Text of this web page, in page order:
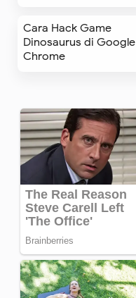
Cara Hack Game
Dinosaurus di Google
Chrome